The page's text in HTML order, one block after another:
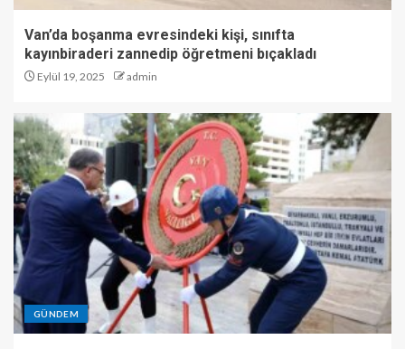
Van’da boşanma evresindeki kişi, sınıfta
kayınbiraderi zannedip öğretmeni bıçakladı
Eylül 19, 2025 admin
GÜNDEM